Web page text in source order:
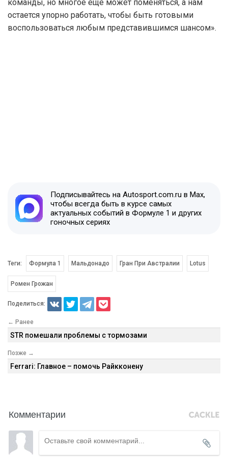
команды, но многое еще может поменяться, а нам
остается упорно работать, чтобы быть готовыми
воспользоваться любым представившимся шансом».
Подписывайтесь на Autosport.com.ru в Max,
чтобы всегда быть в курсе самых
актуальных событий в Формуле 1 и других
гоночных сериях
Теги: Формула 1 Мальдонадо Гран При Австралии Lotus
Ромен Грожан
Поделиться:
← Ранее
STR помешали проблемы с тормозами
Позже →
Ferrari: Главное – помочь Райкконену
Комментарии